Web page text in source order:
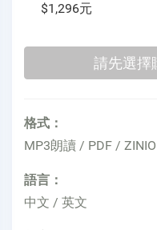
$1,296元
格式：
MP3朗讀 / PDF / ZINIO
語言：
中文 / 英文